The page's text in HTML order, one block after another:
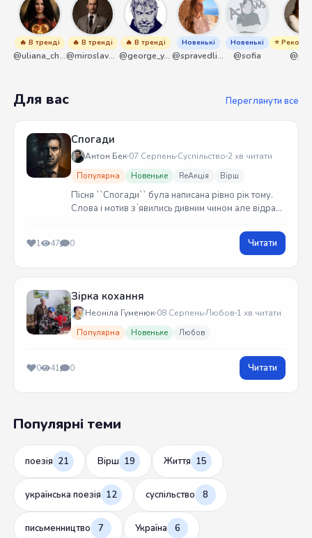
🔥 В тренді
@uliana_chernenko
🔥 В тренді
@miroslavmaniyk
🔥 В тренді
@george_y_lawlett
Новенькі
@spravedliwa
Новенькі
@sofia
⭐
Для вас Переглянути все
Спогади
Антон Бек 07 Серпень Суспільство 2 хв читати
Популярна Новеньке ReАкція Вірш
Пісня ``Спогади`` була написана рівно рік тому.
Слова і мотив зʼявились дивним чином але відразу
1 47 0 Читати
Зірка кохання
Неоніла Гуменюк 08 СерпеньЛюбов 1 хв читати
Популярна Новеньке Любов
0 41 0 Читати
Популярні теми
поезія 21 Вірш 19 Життя 15
українська поезія 12 суспільство 8
письменництво 7 Україна 6